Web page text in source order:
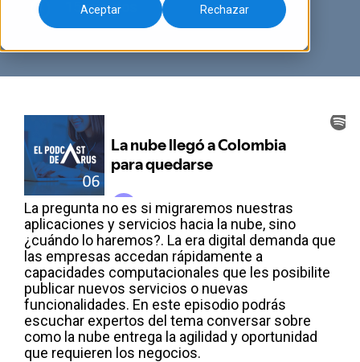
Aceptar Rechazar
15 minutos
La pregunta no es si migraremos nuestras
aplicaciones y servicios hacia la nube, sino
¿cuándo lo haremos?. La era digital demanda que
las empresas accedan rápidamente a
capacidades computacionales que les posibilite
publicar nuevos servicios o nuevas
funcionalidades. En este episodio podrás
escuchar expertos del tema conversar sobre
como la nube entrega la agilidad y oportunidad
que requieren los negocios.